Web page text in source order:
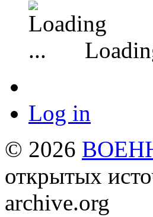
Log in
© 2026
открытых
archive.org